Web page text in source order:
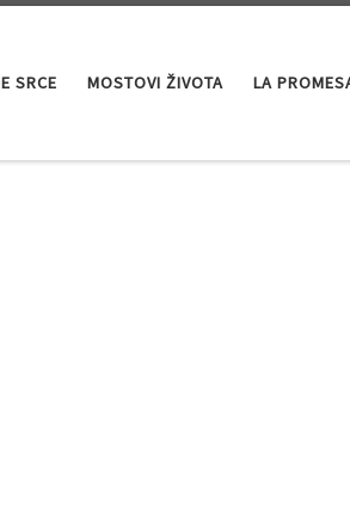
SRCE MOSTOVI ŽIVOTA LA